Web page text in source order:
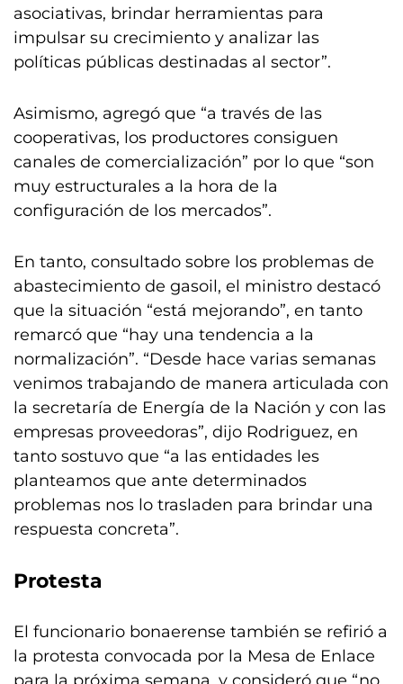
asociativas, brindar herramientas para
impulsar su crecimiento y analizar las
políticas públicas destinadas al sector”.
Asimismo, agregó que “a través de las
cooperativas, los productores consiguen
canales de comercialización” por lo que “son
muy estructurales a la hora de la
configuración de los mercados”.
En tanto, consultado sobre los problemas de
abastecimiento de gasoil, el ministro destacó
que la situación “está mejorando”, en tanto
remarcó que “hay una tendencia a la
normalización”. “Desde hace varias semanas
venimos trabajando de manera articulada con
la secretaría de Energía de la Nación y con las
empresas proveedoras”, dijo Rodriguez, en
tanto sostuvo que “a las entidades les
planteamos que ante determinados
problemas nos lo trasladen para brindar una
respuesta concreta”.
Protesta
El funcionario bonaerense también se refirió a
la protesta convocada por la Mesa de Enlace